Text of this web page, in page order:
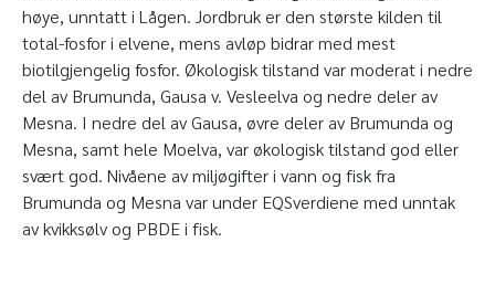
høye, unntatt i Lågen. Jordbruk er den største kilden til
total-fosfor i elvene, mens avløp bidrar med mest
biotilgjengelig fosfor. Økologisk tilstand var moderat i nedre
del av Brumunda, Gausa v. Vesleelva og nedre deler av
Mesna. I nedre del av Gausa, øvre deler av Brumunda og
Mesna, samt hele Moelva, var økologisk tilstand god eller
svært god. Nivåene av miljøgifter i vann og fisk fra
Brumunda og Mesna var under EQSverdiene med unntak
av kvikksølv og PBDE i fisk.